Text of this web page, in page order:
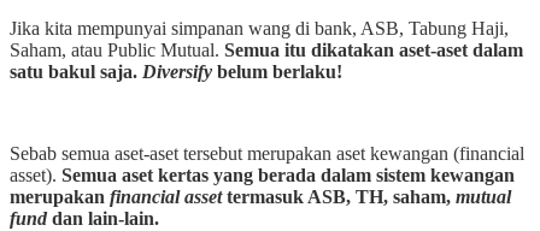
Jika kita mempunyai simpanan wang di bank, ASB, Tabung Haji,
Saham, atau Public Mutual. Semua itu dikatakan aset-aset dalam
satu bakul saja. Diversify belum berlaku!
Sebab semua aset-aset tersebut merupakan aset kewangan (financial
asset). Semua aset kertas yang berada dalam sistem kewangan
merupakan financial assettermasuk ASB, TH, saham, mutual
fund dan lain-lain.